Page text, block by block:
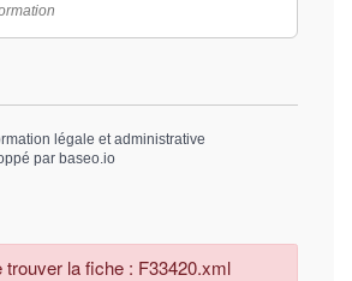
légale et administrative
par baseo.io
trouver la fiche : F33420.xml